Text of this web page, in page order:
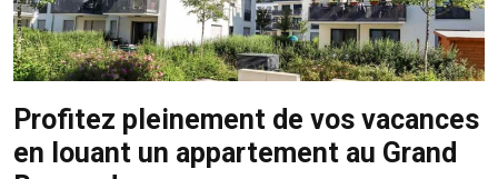
Profitez pleinement de vos vacances
en louant un appartement au Grand